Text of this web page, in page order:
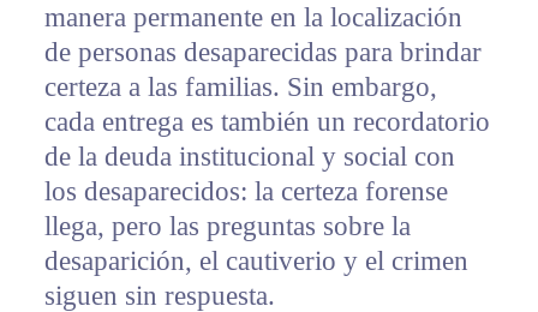
manera permanente en la localización
de personas desaparecidas para brindar
certeza a las familias. Sin embargo,
cada entrega es también un recordatorio
de la deuda institucional y social con
los desaparecidos: la certeza forense
llega, pero las preguntas sobre la
desaparición, el cautiverio y el crimen
siguen sin respuesta.